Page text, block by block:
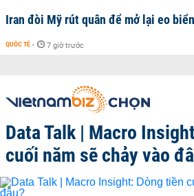
Iran đòi Mỹ rút quân để mở lại eo
QUỐC TẾ - 7 giờ trước
Data Talk | Macro
cuối năm sẽ chảy vào